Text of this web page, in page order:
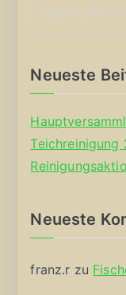
Neueste
Teichreinigung
Neueste
franz.r zu